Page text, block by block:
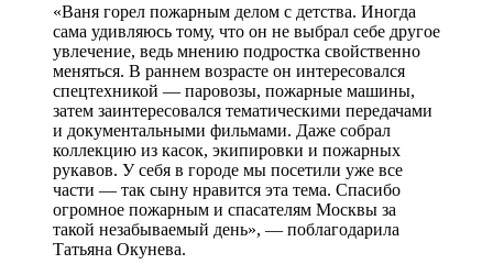
«Ваня горел пожарным делом с детства. Иногда
сама удивляюсь тому, что он не выбрал себе другое
увлечение, ведь мнению подростка свойственно
меняться. В раннем возрасте он интересовался
спецтехникой — паровозы, пожарные машины,
затем заинтересовался тематическими передачами
и документальными фильмами. Даже собрал
коллекцию из касок, экипировки и пожарных
рукавов. У себя в городе мы посетили уже все
части — так сыну нравится эта тема. Спасибо
огромное пожарным и спасателям Москвы за
такой незабываемый день», — поблагодарила
Татьяна Окунева.